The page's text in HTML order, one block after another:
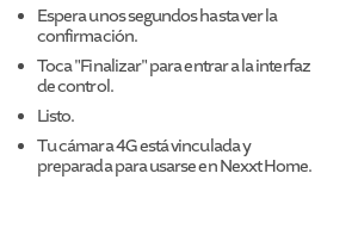
Espera unos segundos hasta ver la
confirmación.
Toca "Finalizar" para entrar a la interfaz
de control.
Listo.
Tu cámara 4G está vinculada y
preparada para usarse en Nexxt Home.